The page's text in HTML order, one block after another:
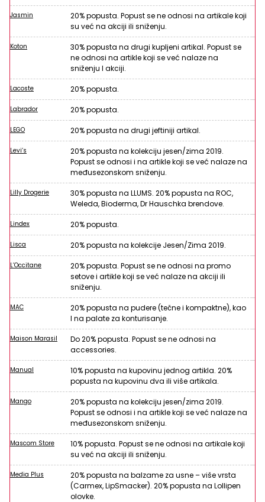
Jasmin
20% popusta. Popust se ne odnosi na artikale koji
su već na akciji ili sniženju.
Koton
30% popusta na drugi kupljeni artikal. Popust se
ne odnosi na artikle koji se već nalaze na
sniženju I akciji.
Lacoste 20% popusta.
Labrador 20% popusta.
LEGO 20% popusta na drugi jeftiniji artikal.
Levi’s
20% popusta na kolekciju jesen/zima 2019.
Popust se odnosi i na artikle koji se već nalaze na
međusezonskom sniženju.
Lilly Drogerie
30% popusta na LLUMS. 20% popusta na ROC,
Weleda, Bioderma, Dr Hauschka brendove.
Lindex 20% popusta.
Lisca 20% popusta na kolekcije Jesen/Zima 2019.
L’Occitane
20% popusta. Popust se ne odnosi na promo
setove i artikle koji se već nalaze na akciji ili
sniženju.
MAC
20% popusta na pudere (tečne i kompaktne), kao
I na palate za konturisanje.
Maison Marasil
Do 20% popusta. Popust se ne odnosi na
accessories.
Manual
10% popusta na kupovinu jednog artikla. 20%
popusta na kupovinu dva ili više artikala.
Mango
20% popusta na kolekciju jesen/zima 2019.
Popust se odnosi i na artikle koji se već nalaze na
međusezonskom sniženju.
Mascom Store
10% popusta. Popust se ne odnosi na artikale koji
su već na akciji ili sniženju.
Media Plus
20% popusta na balzame za usne – više vrsta
(Carmex, LipSmacker). 20% popusta na Lollipen
olovke.